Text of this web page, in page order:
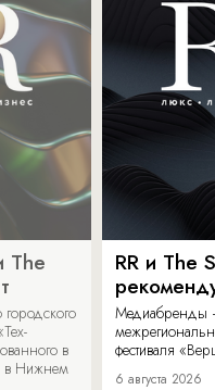
The
в
в Нижнем
RR и The
Медиабренды
фестиваля
6 августа 2026